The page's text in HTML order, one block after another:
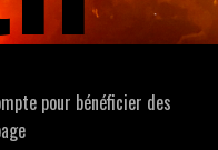
pour bénéficier des